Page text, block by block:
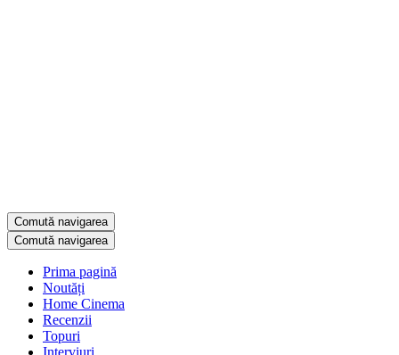
Comută navigarea
Comută navigarea
Prima pagină
Noutăți
Home Cinema
Recenzii
Topuri
Interviuri